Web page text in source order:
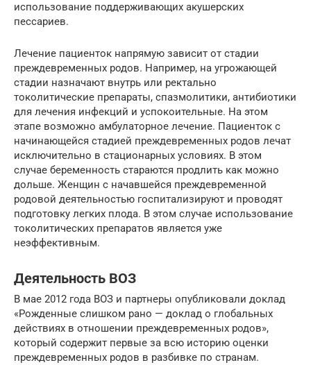
использование поддерживающих акушерских
пессариев.
Лечение пациенток напрямую зависит от стадии
преждевременных родов. Например, на угрожающей
стадии назначают внутрь или ректально
токолитические препараты, спазмолитики, антибиотики
для лечения инфекций и успокоительные. На этом
этапе возможно амбулаторное лечение. Пациенток с
начинающейся стадией преждевременных родов лечат
исключительно в стационарных условиях. В этом
случае беременность стараются продлить как можно
дольше. Женщин с начавшейся преждевременной
родовой деятельностью госпитализируют и проводят
подготовку легких плода. В этом случае использование
токолитических препаратов является уже
неэффективным.
Деятельность ВОЗ
В мае 2012 года ВОЗ и партнеры опубликовали доклад
«Рожденные слишком рано — доклад о глобальных
действиях в отношении преждевременных родов»,
который содержит первые за всю историю оценки
преждевременных родов в разбивке по странам.